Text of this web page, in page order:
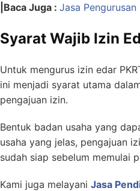
|Baca Juga : Jasa Pengurusan
Syarat Wajib Izin
Untuk mengurus izin edar
ini menjadi syarat utama
pengajuan izin.
Bentuk badan usaha yang
usaha yang jelas, pengajuan
sudah siap sebelum memulai
Kami juga melayani Jasa